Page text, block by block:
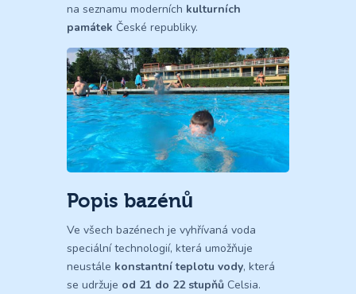
na seznamu moderních kulturních
památek České republiky.
Popis bazénů
Ve všech bazénech je vyhřívaná voda
speciální technologií, která umožňuje
neustále konstantní teplotu vody, která
se udržuje od 21 do 22 stupňů Celsia.